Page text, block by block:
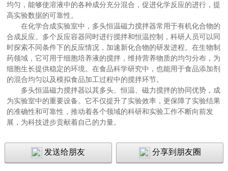
均匀，能够使溶液中的各种成分充分混合，促进化学反应的进行，提
高实验数据的可靠性。
在化学合成实验室中，多头恒温磁力搅拌器常用于有机化合物的
合成反应。多个反应容器同时进行搅拌和恒温控制，科研人员可以同
时探索不同条件下的反应情况，加速新化合物的研发进程。在生物制
药领域，它可用于细胞培养液的搅拌，维持营养物质的均匀分布，为
细胞生长提供稳定的环境。在食品科学研究中，也能用于食品添加剂
的混合均匀以及模拟食品加工过程中的搅拌环节。
多头恒温磁力搅拌器以其多头、恒温、磁力搅拌的协同优势，成
为实验室中的重要设备。它不仅提升了实验效率，更保障了实验结果
的准确性和可靠性，推动着各个领域的科研和实验工作不断向前发
展，为科技进步贡献着自己的力量。
发送给朋友 分享到朋友圈